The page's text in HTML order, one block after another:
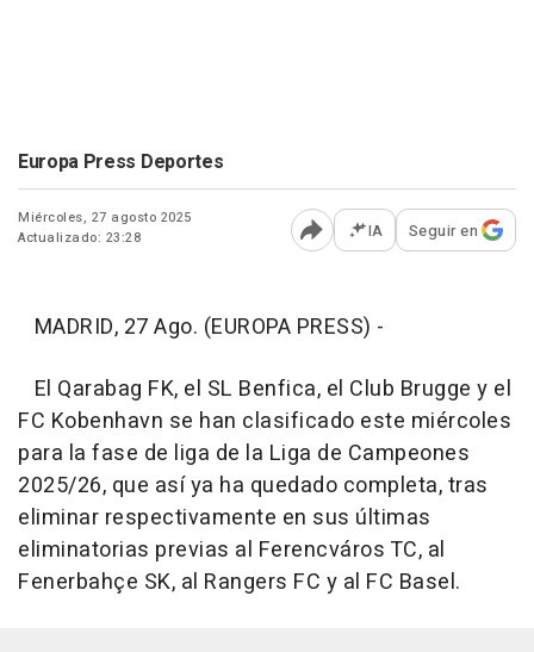
Europa Press Deportes
Miércoles, 27 agosto 2025
Actualizado: 23:28
Abrir opciones para
IA Seguir en
MADRID, 27 Ago. (EUROPA PRESS) -
El Qarabag FK, el SL Benfica, el Club Brugge y el
FC Kobenhavn se han clasificado este miércoles
para la fase de liga de la Liga de Campeones
2025/26, que así ya ha quedado completa, tras
eliminar respectivamente en sus últimas
eliminatorias previas al Ferencváros TC, al
Fenerbahçe SK, al Rangers FC y al FC Basel.